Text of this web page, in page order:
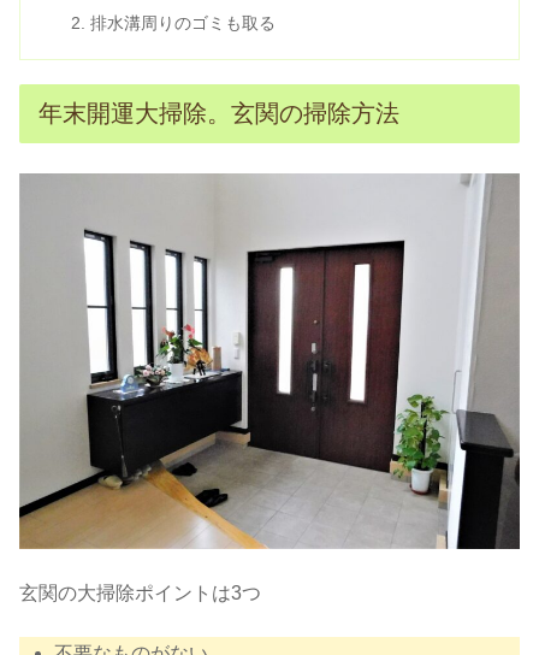
排水溝周りのゴミも取る
年末開運大掃除。玄関の掃除方法
玄関の大掃除ポイントは3つ